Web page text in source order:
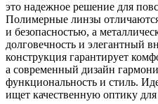
это надежное решение для
Полимерные линзы
и безопасностью, а
долговечность и элегантный
конструкция гарантирует
а современный дизайн
функциональность и стиль.
ищет качественную оптику